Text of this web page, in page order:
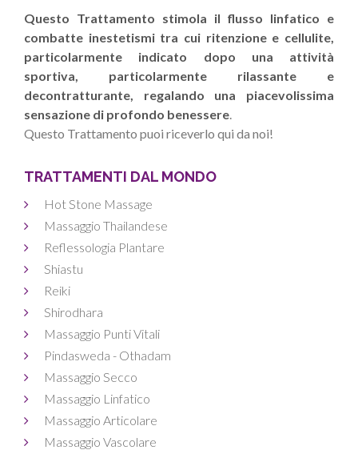
Questo Trattamento stimola il flusso linfatico e
combatte inestetismi tra cui ritenzione e cellulite,
particolarmente indicato dopo una attività
sportiva, particolarmente rilassante e
decontratturante, regalando una piacevolissima
sensazione di profondo benessere.
Questo Trattamento puoi riceverlo qui da noi!
TRATTAMENTI DAL MONDO
Hot Stone Massage
Massaggio Thailandese
Reflessologia Plantare
Shiastu
Reiki
Shirodhara
Massaggio Punti Vitali
Pindasweda - Othadam
Massaggio Secco
Massaggio Linfatico
Massaggio Articolare
Massaggio Vascolare